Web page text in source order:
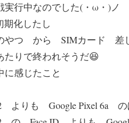
実行中なのでした(・ω・)ノ
期化したし
つ から SIMカード 差
たりで終われそうだ😆
に感じたこと
よりも Google Pixel 6a の